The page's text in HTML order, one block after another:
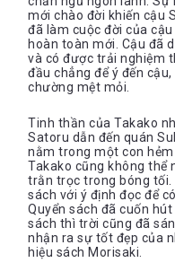
mới chào đời khiến cậu
đã làm cuộc đời của
hoàn toàn mới. Cậu đã
và có được trải nghiệm
đầu chẳng để ý đến
chường mệt mỏi.
Tinh thần của Takako
Satoru dẫn đến quán
nằm trong một con hẻm
Takako cũng không thể
trằn trọc trong bóng tối.
sách với ý định đọc để
Quyển sách đã cuốn
sách thì trời cũng đã
nhận ra sự tốt đẹp của
hiệu sách Morisaki.